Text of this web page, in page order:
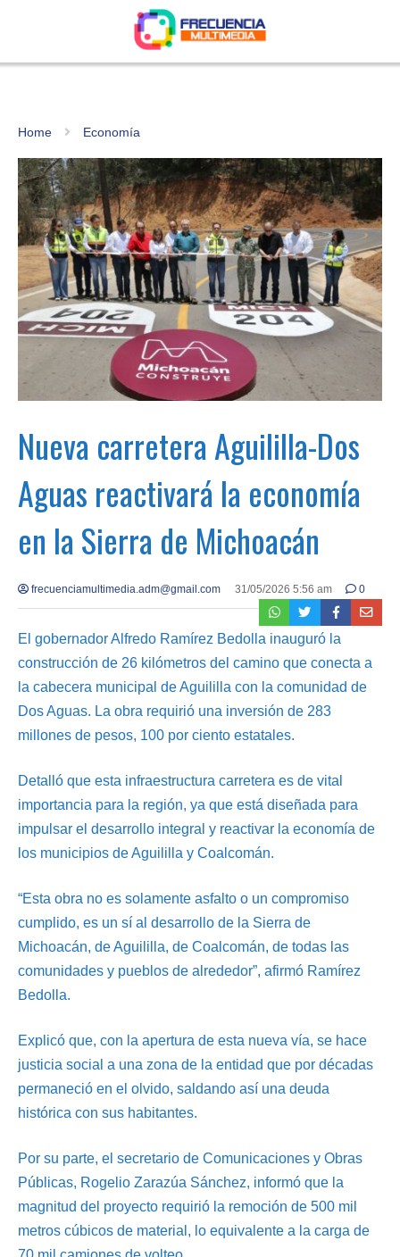
Home Economía
Nueva carretera Aguililla-Dos
Aguas reactivará la economía
en la Sierra de Michoacán
frecuenciamultimedia.adm@gmail.com 31/05/2026 5:56 am 0
El gobernador Alfredo Ramírez Bedolla inauguró la
construcción de 26 kilómetros del camino que conecta a
la cabecera municipal de Aguililla con la comunidad de
Dos Aguas. La obra requirió una inversión de 283
millones de pesos, 100 por ciento estatales.
Detalló que esta infraestructura carretera es de vital
importancia para la región, ya que está diseñada para
impulsar el desarrollo integral y reactivar la economía de
los municipios de Aguililla y Coalcomán.
“Esta obra no es solamente asfalto o un compromiso
cumplido, es un sí al desarrollo de la Sierra de
Michoacán, de Aguililla, de Coalcomán, de todas las
comunidades y pueblos de alrededor”, afirmó Ramírez
Bedolla.
Explicó que, con la apertura de esta nueva vía, se hace
justicia social a una zona de la entidad que por décadas
permaneció en el olvido, saldando así una deuda
histórica con sus habitantes.
Por su parte, el secretario de Comunicaciones y Obras
Públicas, Rogelio Zarazúa Sánchez, informó que la
magnitud del proyecto requirió la remoción de 500 mil
metros cúbicos de material, lo equivalente a la carga de